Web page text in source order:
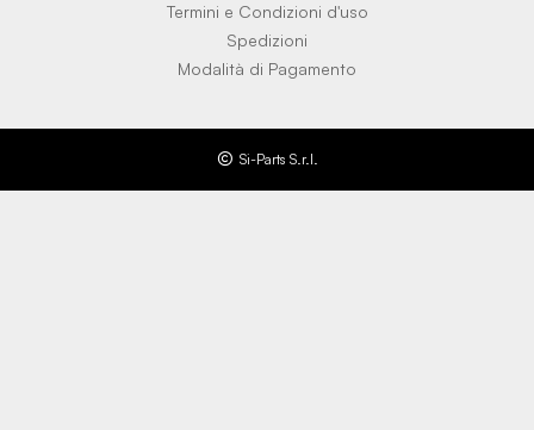
Termini e Condizioni d'uso
Spedizioni
Modalità di Pagamento
Si-Parts S.r.l.